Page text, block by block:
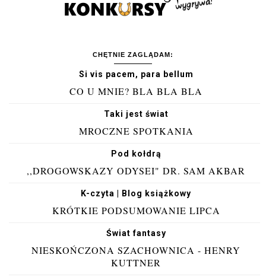
CHĘTNIE ZAGLĄDAM:
Si vis pacem, para bellum
CO U MNIE? BLA BLA BLA
Taki jest świat
MROCZNE SPOTKANIA
Pod kołdrą
,,DROGOWSKAZY ODYSEI" DR. SAM AKBAR
K-czyta | Blog książkowy
KRÓTKIE PODSUMOWANIE LIPCA
Świat fantasy
NIESKOŃCZONA SZACHOWNICA - HENRY
KUTTNER